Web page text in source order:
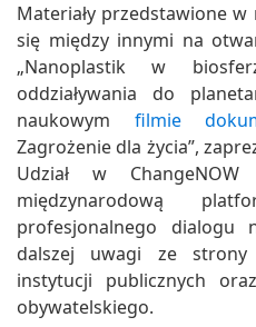
Materiały przedstawione
się między innymi na
„Nanoplastik w
oddziaływania do
naukowym filmie
Zagrożenie dla życia”,
Udział w
międzynarodową
profesjonalnego dialogu
dalszej uwagi ze strony
instytucji publicznych
obywatelskiego.